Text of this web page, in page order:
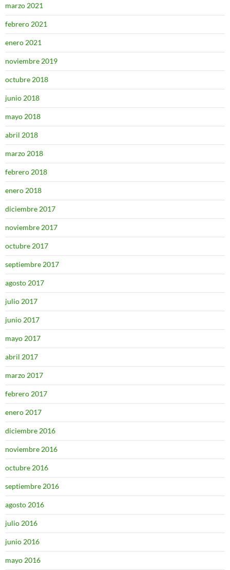
marzo 2021
febrero 2021
enero 2021
noviembre 2019
octubre 2018
junio 2018
mayo 2018
abril 2018
marzo 2018
febrero 2018
enero 2018
diciembre 2017
noviembre 2017
octubre 2017
septiembre 2017
agosto 2017
julio 2017
junio 2017
mayo 2017
abril 2017
marzo 2017
febrero 2017
enero 2017
diciembre 2016
noviembre 2016
octubre 2016
septiembre 2016
agosto 2016
julio 2016
junio 2016
mayo 2016